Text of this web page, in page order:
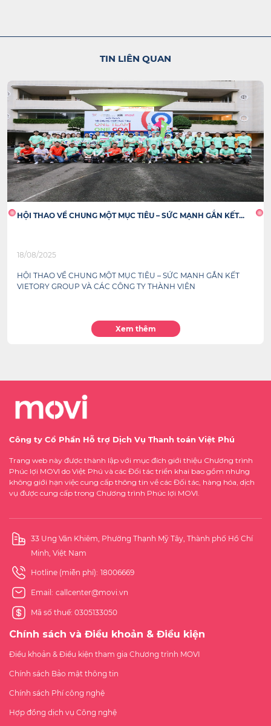
TIN LIÊN QUAN
Cách dùng BNPL để giữ ngân sách ổn định suốt tháng
28/05/2026
Lợi thế tài chính năm 2026 không chỉ là “tiết kiệm”, mà là điều
phối dòng tiền theo nhịp l...
Xem thêm
Công ty Cổ Phần Hỗ trợ Dịch Vụ Thanh toán Việt Phú
Trang web này được thành lập với mục đích giới thiệu Chương trình
Phúc lợi MOVI do Việt Phú và các Đối tác triển khai bao gồm nhưng
không giới hạn việc cung cấp thông tin về các Đối tác, hàng hóa, dịch
vụ được cung cấp trong Chương trình Phúc lợi MOVI.
33 Ung Văn Khiêm, Phường Thạnh Mỹ Tây, Thành phố Hồ Chí
Minh, Việt Nam
Hotline (miễn phí): 18006669
Email: callcenter@movi.vn
Mã số thuế: 0305133050
Chính sách và Điều khoản & Điều kiện
Điều khoản & Điều kiện tham gia Chương trình MOVI
Chính sách Bảo mật thông tin
Chính sách Phí công nghệ
Hợp đồng dịch vụ Công nghệ